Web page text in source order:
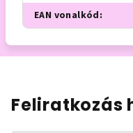
EAN vonalkód:
Feliratkozás